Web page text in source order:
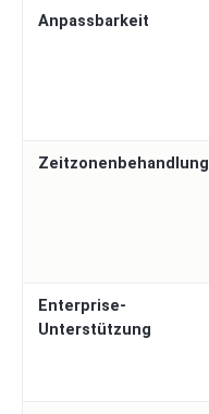
Anpassbarkeit
Zeitzonenbehandlung
Enterprise-
Unterstützung